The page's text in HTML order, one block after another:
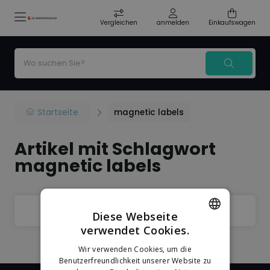
Vergleichen anmelden Einkaufswagen
Startseite magnetic labels
Artikel mit Schlagwort
magnetic labels
Sorteer
DUTCH
GERMAN
Diese Webseite
verwendet Cookies.
Wir verwenden Cookies, um die
Benutzerfreundlichkeit unserer Website zu